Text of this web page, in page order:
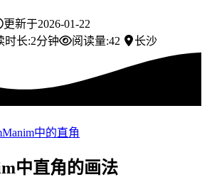
更新于2026-01-22
时长:2分钟 阅读量:42 长沙
Manim中的直角
中直角的画法